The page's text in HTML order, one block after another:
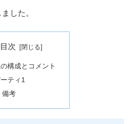
した。
目次
構成とコメント
ティ1
備考